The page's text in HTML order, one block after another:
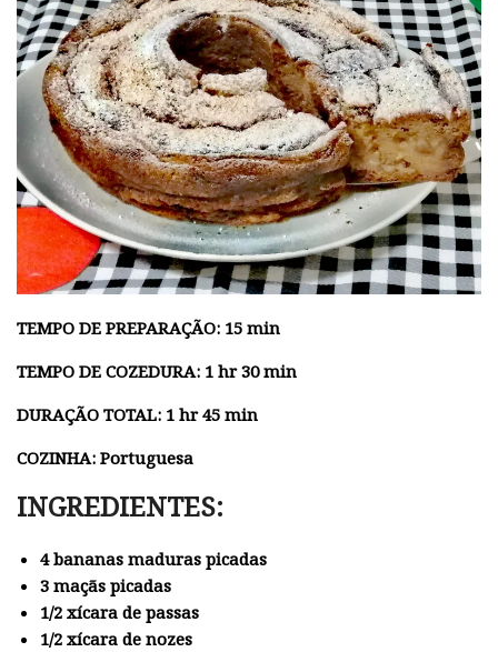
TEMPO DE PREPARAÇÃO: 15 min
TEMPO DE COZEDURA: 1 hr 30 min
DURAÇÃO TOTAL: 1 hr 45 min
COZINHA: Portuguesa
INGREDIENTES:
4 bananas maduras picadas
3 maçãs picadas
1/2 xícara de passas
1/2 xícara de nozes